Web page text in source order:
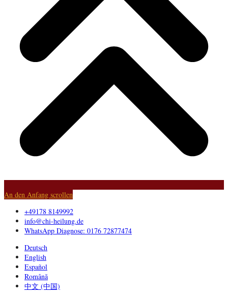
An den Anfang scrollen
+49178 8149992
info@chi-heilung.de
WhatsApp Diagnose: 0176 72877474
Deutsch
English
Español
Română
中文 (中国)